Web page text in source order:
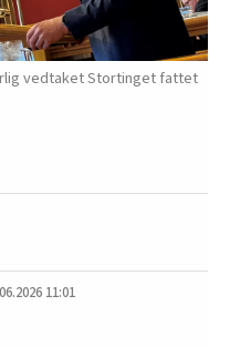
vedtaket Stortinget fattet
11:01